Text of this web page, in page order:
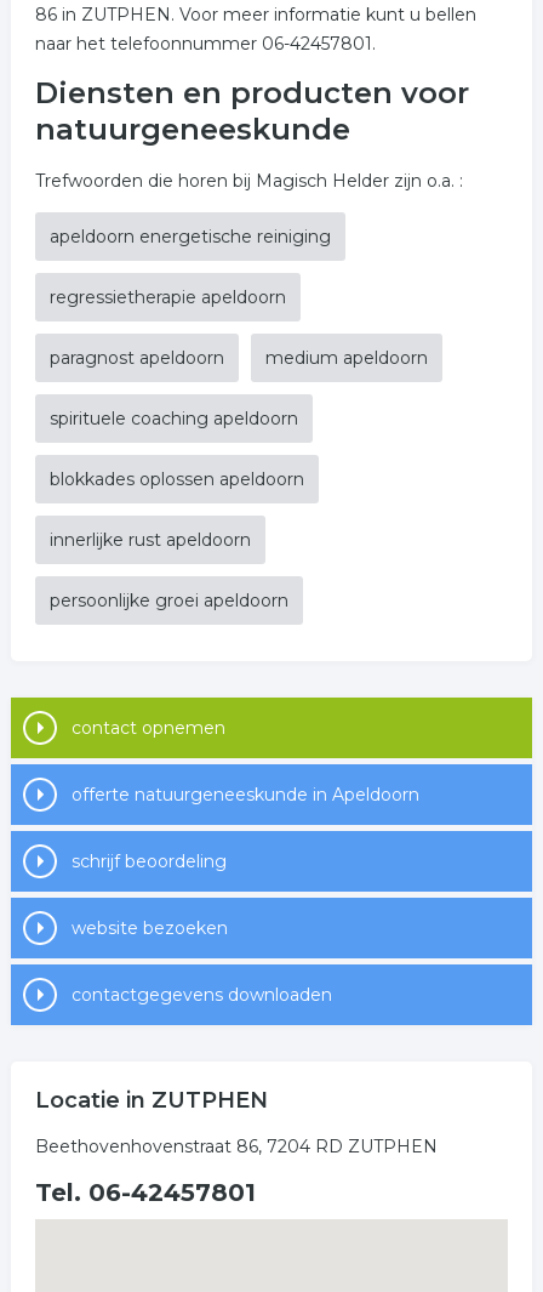
86 in ZUTPHEN. Voor meer informatie kunt u bellen
naar het telefoonnummer 06-42457801.
Diensten en producten voor
natuurgeneeskunde
Trefwoorden die horen bij Magisch Helder zijn o.a. :
apeldoorn energetische reiniging
regressietherapie apeldoorn
paragnost apeldoorn medium apeldoorn
spirituele coaching apeldoorn
blokkades oplossen apeldoorn
innerlijke rust apeldoorn
persoonlijke groei apeldoorn
contact opnemen
offerte natuurgeneeskunde in Apeldoorn
schrijf beoordeling
website bezoeken
contactgegevens downloaden
Locatie in ZUTPHEN
Beethovenhovenstraat 86, 7204 RD ZUTPHEN
Tel. 06-42457801